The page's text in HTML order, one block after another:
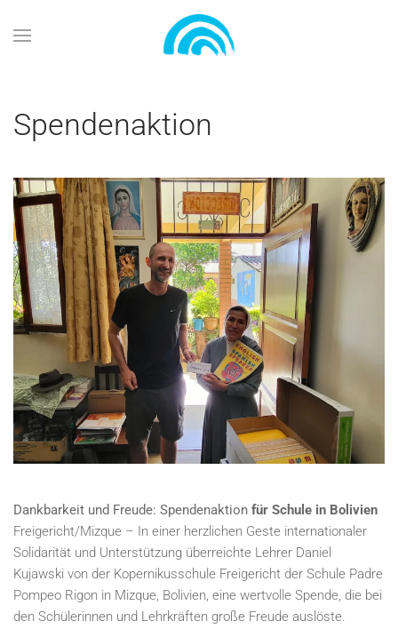
Zum Hauptinhalt springen
Spendenaktion
Dankbarkeit und Freude: Spendenaktion für Schule in Bolivien
Freigericht/Mizque – In einer herzlichen Geste internationaler
Solidarität und Unterstützung überreichte Lehrer Daniel
Kujawski von der Kopernikusschule Freigericht der Schule Padre
Pompeo Rigon in Mizque, Bolivien, eine wertvolle Spende, die bei
den Schülerinnen und Lehrkräften große Freude auslöste.